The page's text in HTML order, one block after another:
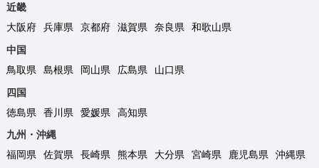
近畿
大阪府
兵庫県 京都府 滋賀県 奈良県
和歌山県
中国
鳥取県
島根県 岡山県 広島県
山口県
四国
徳島県
香川県 愛媛県
高知県
九州・沖縄
福岡県
佐賀県 長崎県 熊本県 大分県 宮崎県 鹿児島県 沖縄県